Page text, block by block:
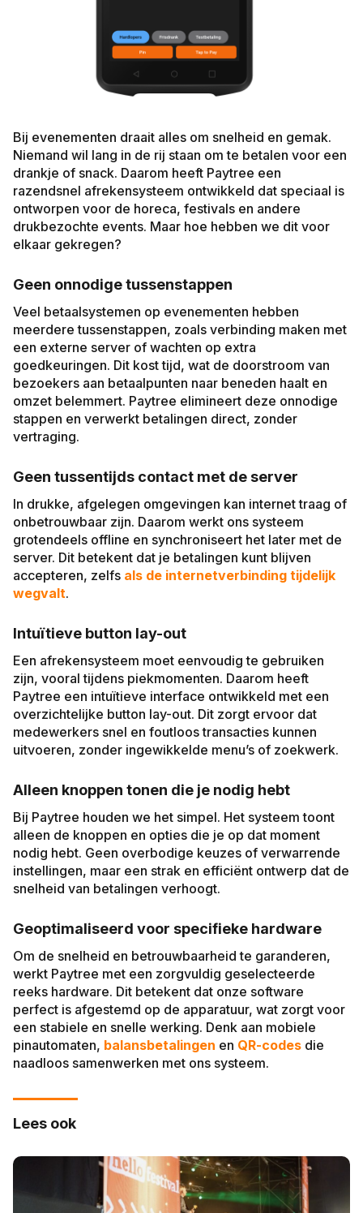
Bij evenementen draait alles om snelheid en gemak.
Niemand wil lang in de rij staan om te betalen voor een
drankje of snack. Daarom heeft Paytree een
razendsnel afrekensysteem ontwikkeld dat speciaal is
ontworpen voor de horeca, festivals en andere
drukbezochte events. Maar hoe hebben we dit voor
elkaar gekregen?
Geen onnodige tussenstappen
Veel betaalsystemen op evenementen hebben
meerdere tussenstappen, zoals verbinding maken met
een externe server of wachten op extra
goedkeuringen. Dit kost tijd, wat de doorstroom van
bezoekers aan betaalpunten naar beneden haalt en
omzet belemmert. Paytree elimineert deze onnodige
stappen en verwerkt betalingen direct, zonder
vertraging.
Geen tussentijds contact met de server
In drukke, afgelegen omgevingen kan internet traag of
onbetrouwbaar zijn. Daarom werkt ons systeem
grotendeels offline en synchroniseert het later met de
server. Dit betekent dat je betalingen kunt blijven
accepteren, zelfs als de internetverbinding tijdelijk
wegvalt.
Intuïtieve button lay-out
Een afrekensysteem moet eenvoudig te gebruiken
zijn, vooral tijdens piekmomenten. Daarom heeft
Paytree een intuïtieve interface ontwikkeld met een
overzichtelijke button lay-out. Dit zorgt ervoor dat
medewerkers snel en foutloos transacties kunnen
uitvoeren, zonder ingewikkelde menu’s of zoekwerk.
Alleen knoppen tonen die je nodig hebt
Bij Paytree houden we het simpel. Het systeem toont
alleen de knoppen en opties die je op dat moment
nodig hebt. Geen overbodige keuzes of verwarrende
instellingen, maar een strak en efficiënt ontwerp dat de
snelheid van betalingen verhoogt.
Geoptimaliseerd voor specifieke hardware
Om de snelheid en betrouwbaarheid te garanderen,
werkt Paytree met een zorgvuldig geselecteerde
reeks hardware. Dit betekent dat onze software
perfect is afgestemd op de apparatuur, wat zorgt voor
een stabiele en snelle werking. Denk aan mobiele
pinautomaten, balansbetalingen en QR-codes die
naadloos samenwerken met ons systeem.
Lees ook